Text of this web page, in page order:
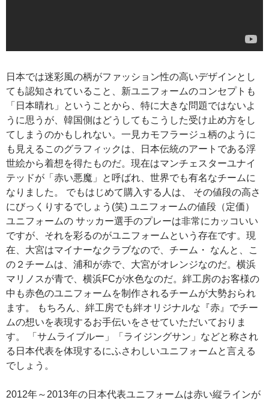
日本では迷彩風の柄がファッション性の高いデザインとし
ても認知されていること、新ユニフォームのコンセプトも
「日本晴れ」ということから、特に大きな問題ではないよ
うに思うが、韓国側はどうしてもこうした受け止め方をし
てしまうのかもしれない。一見カモフラージュ柄のように
も見えるこのグラフィックは、日本伝統のアートである浮
世絵から着想を得たものだ。現在はマンチェスターユナイ
テッドが「赤い悪魔」と呼ばれ、世界でも有名なチームに
なりました。 でもはじめて購入する人は、 その値段の高さ
にびっくりするでしょう(笑) ユニフォームの値段（定価）
ユニフォームの サッカー選手のプレーは非常にカッコいい
ですが、それを彩るのがユニフォームという存在です。現
在、大宮はマイナーなクラブなので、チーム・ なんと、こ
の２チームは、浦和が赤で、大宮がオレンジなのだ。横浜
マリノスが青で、横浜FCが水色なのだ。絆工房のお客様の
中も赤色のユニフォームを制作されるチームが大勢おられ
ます。 もちろん、絆工房でも絆オリジナルな『赤』でチー
ムの想いを表現するお手伝いをさせていただいておりま
す。 「サムライブルー」「ライジングサン」などと称され
る日本代表を体現するにふさわしいユニフォームと言える
でしょう。
2012年～2013年の日本代表ユニフォームは赤い縦ラインが